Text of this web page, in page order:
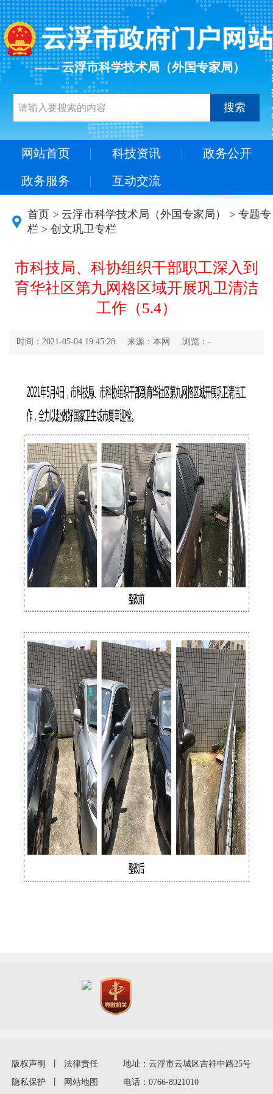
—— 云浮市科学技术局（外国专家局）
搜索
网站首页 科技资讯 政务公开
政务服务 互动交流
首页 > 云浮市科学技术局（外国专家局） > 专题专
栏 > 创文巩卫专栏
市科技局、科协组织干部职工深入到
育华社区第九网格区域开展巩卫清洁
工作（5.4）
时间：2021-05-04 19:45:28 来源：本网 浏览： -
版权声明
法律责任
隐私保护
网站地图
地址：云浮市云城区吉祥中路25号
电话：0766-8921010